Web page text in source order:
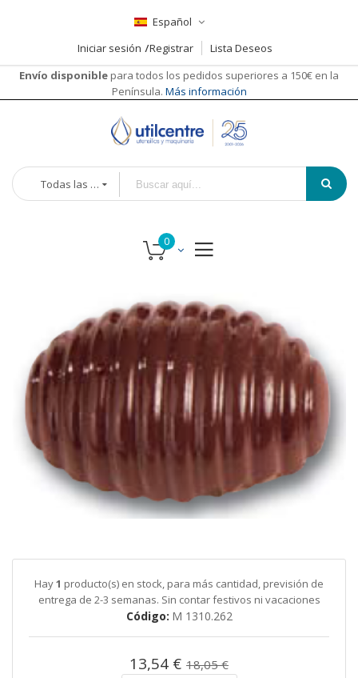
Español
Iniciar sesión
Registrar
Lista Deseos
Envío disponible para todos los pedidos superiores a 150€ en la
Península. Más información
Todas las categorías
galería
imágenes
comienzo
galería
imágenes
Hay1 producto(s) en stock, para más cantidad, previsión de
entrega de 2-3 semanas. Sin contar festivos ni vacaciones
Código M 1310.262
13,54 € 18,05 €